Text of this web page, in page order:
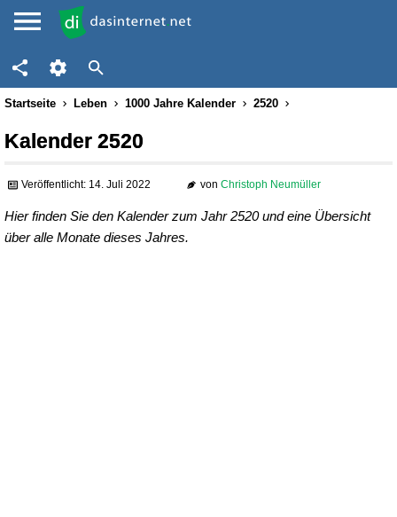
Startseite Leben 1000 Jahre Kalender 2520
Kalender 2520
Veröffentlicht: 14. Juli 2022 von Christoph Neumüller
Hier finden Sie den Kalender zum Jahr 2520 und eine Übersicht
über alle Monate dieses Jahres.